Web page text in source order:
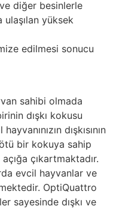
diğer besinlerle
yüksek
edilmesi sonucu
sahibi olmada
dışkı kokusu
dışkısının
bir kokuya sahip
çıkartmaktadır.
evcil hayvanlar ve
OptiQuattro
sayesinde dışkı ve